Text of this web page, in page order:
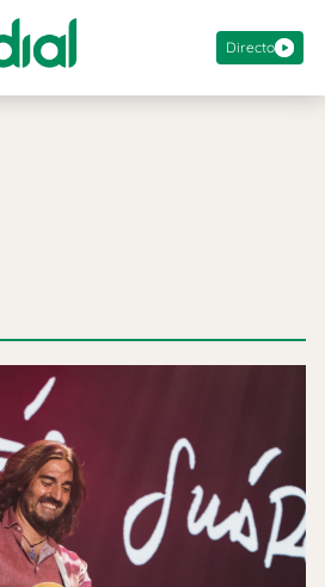
Directo